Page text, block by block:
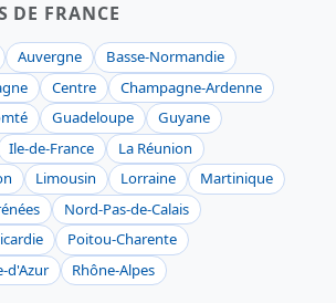
DE FRANCE
Auvergne
Basse-Normandie
Centre
Champagne-Ardenne
Guadeloupe
Guyane
Ile-de-France
La Réunion
Limousin Lorraine
Martinique
Nord-Pas-de-Calais
Poitou-Charente
d'Azur
Rhône-Alpes